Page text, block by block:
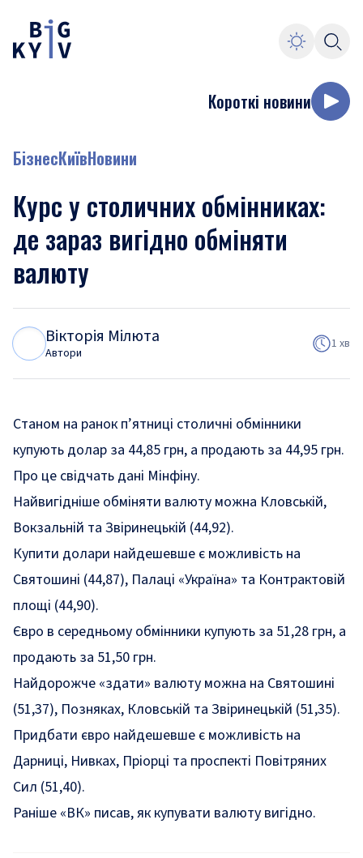
Короткі новини
БізнесКиївНовини
Курс у столичних обмінниках:
де зараз вигідно обміняти
валюту
Вікторія Мілюта
Автори
1 хв
Станом на ранок п’ятниці столичні обмінники
купують долар за 44,85 грн, а продають за 44,95 грн.
Про це свідчать дані Мінфіну.
Найвигідніше обміняти валюту можна Кловській,
Вокзальній та Звіринецькій (44,92).
Купити долари найдешевше є можливість на
Святошині (44,87), Палаці «Україна» та Контрактовій
площі (44,90).
Євро в середньому обмінники купують за 51,28 грн, а
продають за 51,50 грн.
Найдорожче «здати» валюту можна на Святошині
(51,37), Позняках, Кловській та Звіринецькій (51,35).
Придбати євро найдешевше є можливість на
Дарниці, Нивках, Пріорці та проспекті Повітряних
Сил (51,40).
Раніше «ВК» писав,як купувати валюту вигідно.